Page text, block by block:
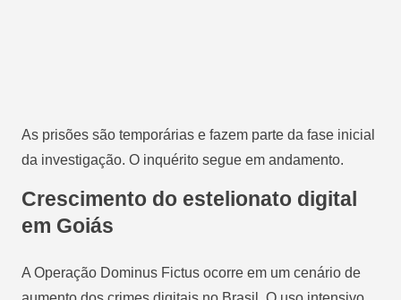
As prisões são temporárias e fazem parte da fase inicial
da investigação. O inquérito segue em andamento.
Crescimento do estelionato digital
em Goiás
A Operação Dominus Fictus ocorre em um cenário de